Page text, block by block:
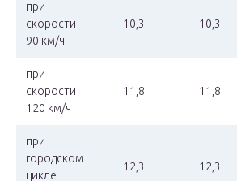
при
скорости
90 км/ч
10,3 10,3
при
скорости
120 км/ч
11,8 11,8
при
городском
цикле
12,3 12,3